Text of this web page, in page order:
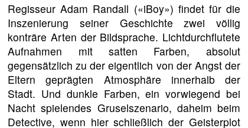
Regisseur Adam Randall («iBoy») findet für die
Inszenierung seiner Geschichte zwei völlig
konträre Arten der Bildsprache. Lichtdurchflutete
Aufnahmen mit satten Farben, absolut
gegensätzlich zu der eigentlich von der Angst der
Eltern geprägten Atmosphäre innerhalb der
Stadt. Und dunkle Farben, ein vorwiegend bei
Nacht spielendes Gruselszenario, daheim beim
Detective, wenn hier schließlich der Geisterplot